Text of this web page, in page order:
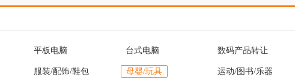
平板电脑 台式电脑 数码产品转让
服装/配饰/鞋包 母婴/玩具 运动/图书/乐器